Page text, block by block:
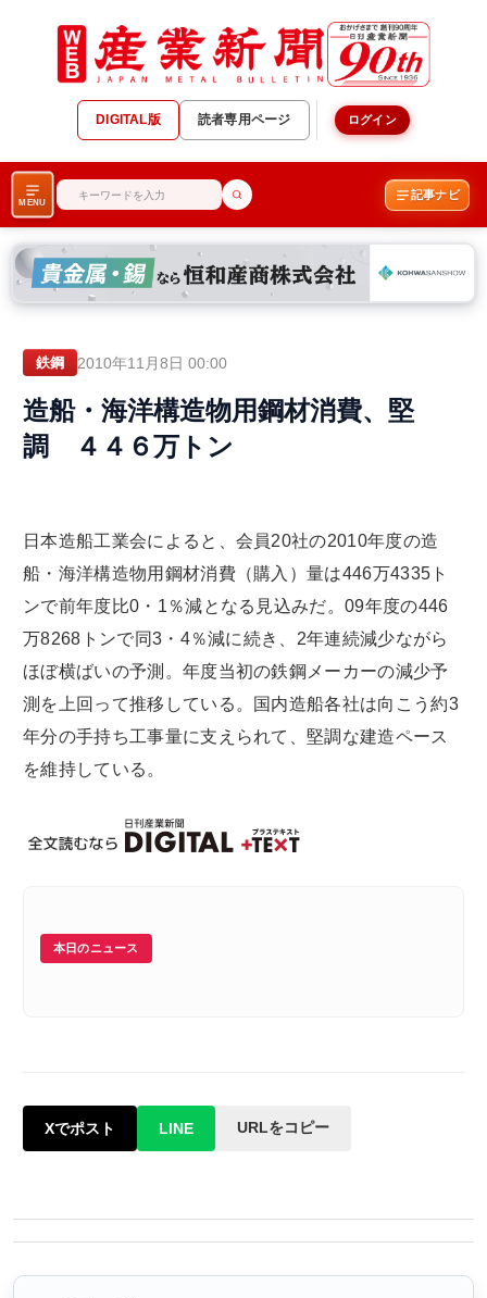
DIGITAL版 読者専用ページ ログイン
MENU
記事ナビ
鉄鋼 2010年11月8日 00:00
造船・海洋構造物用鋼材消費、堅
調 ４４６万トン
日本造船工業会によると、会員20社の2010年度の造
船・海洋構造物用鋼材消費（購入）量は446万4335ト
ンで前年度比0・1％減となる見込みだ。09年度の446
万8268トンで同3・4％減に続き、2年連続減少ながら
ほぼ横ばいの予測。年度当初の鉄鋼メーカーの減少予
測を上回って推移している。国内造船各社は向こう約3
年分の手持ち工事量に支えられて、堅調な建造ペース
を維持している。
本日のニュース
Xでポスト LINE URLをコピー